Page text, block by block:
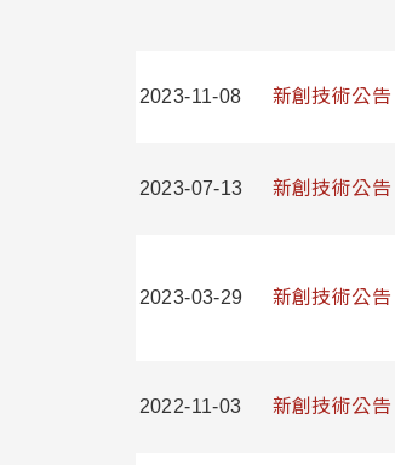
2023-11-08 新創技術公告
2023-07-13 新創技術公告
2023-03-29 新創技術公告
2022-11-03 新創技術公告